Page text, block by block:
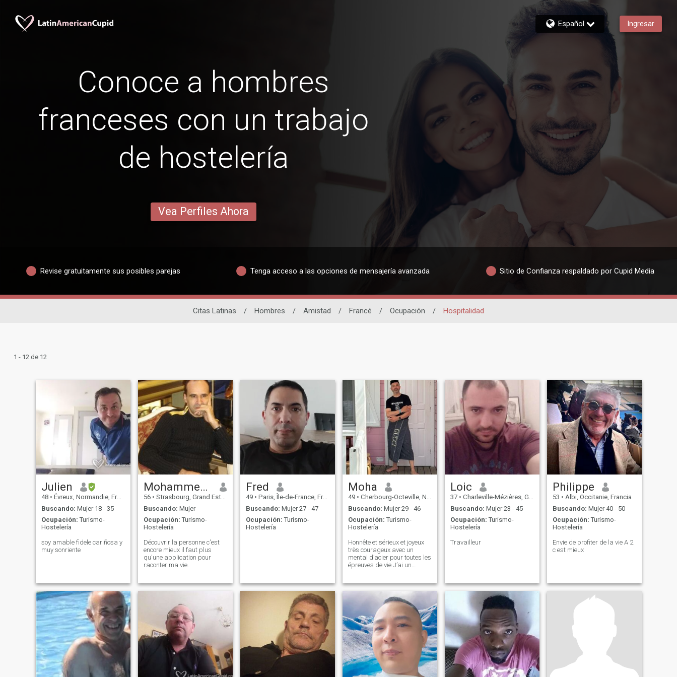
Español Ingresar
Conoce a hombres
franceses con un trabajo
de hostelería
Vea Perfiles Ahora
Revise gratuitamente sus posibles parejas Tenga acceso a las opciones de mensajería avanzada Sitio de Confianza respaldado por Cupid Media
Citas Latinas / Hombres / Amistad / Francé / Ocupación / Hospitalidad
1 - 12 de 12
Julien
48 • Évreux, Normandie, Francia
Buscando: Mujer 18 - 35
Ocupación: Turismo-
Hostelería
soy amable fidele cariñosa y
muy sonriente
Mohammed 💕
56 • Strasbourg, Grand Est, Francia
Buscando: Mujer
Ocupación: Turismo-
Hostelería
Découvrir la personne c'est
encore mieux il faut plus
qu'une application pour
raconter ma vie.
Fred
49 • Paris, Île-de-France, Francia
Buscando: Mujer 27 - 47
Ocupación: Turismo-
Hostelería
Moha
49 • Cherbourg-Octeville, Normandie, Francia
Buscando: Mujer 29 - 46
Ocupación: Turismo-
Hostelería
Honnête et sérieux et joyeux
très courageux avec un
mental d’acier pour toutes les
épreuves de vie J’ai un
des détails car la vie est
courte il faut toujours aller de
l’avant avec un cœur généreu
Loic
37 • Charleville-Mézières, Grand Est, Francia
Buscando: Mujer 23 - 45
Ocupación: Turismo-
Hostelería
Travailleur
Philippe
53 • Albi, Occitanie, Francia
Buscando: Mujer 40 - 50
Ocupación: Turismo-
Hostelería
Envie de profiter de la vie A 2
c est mieux